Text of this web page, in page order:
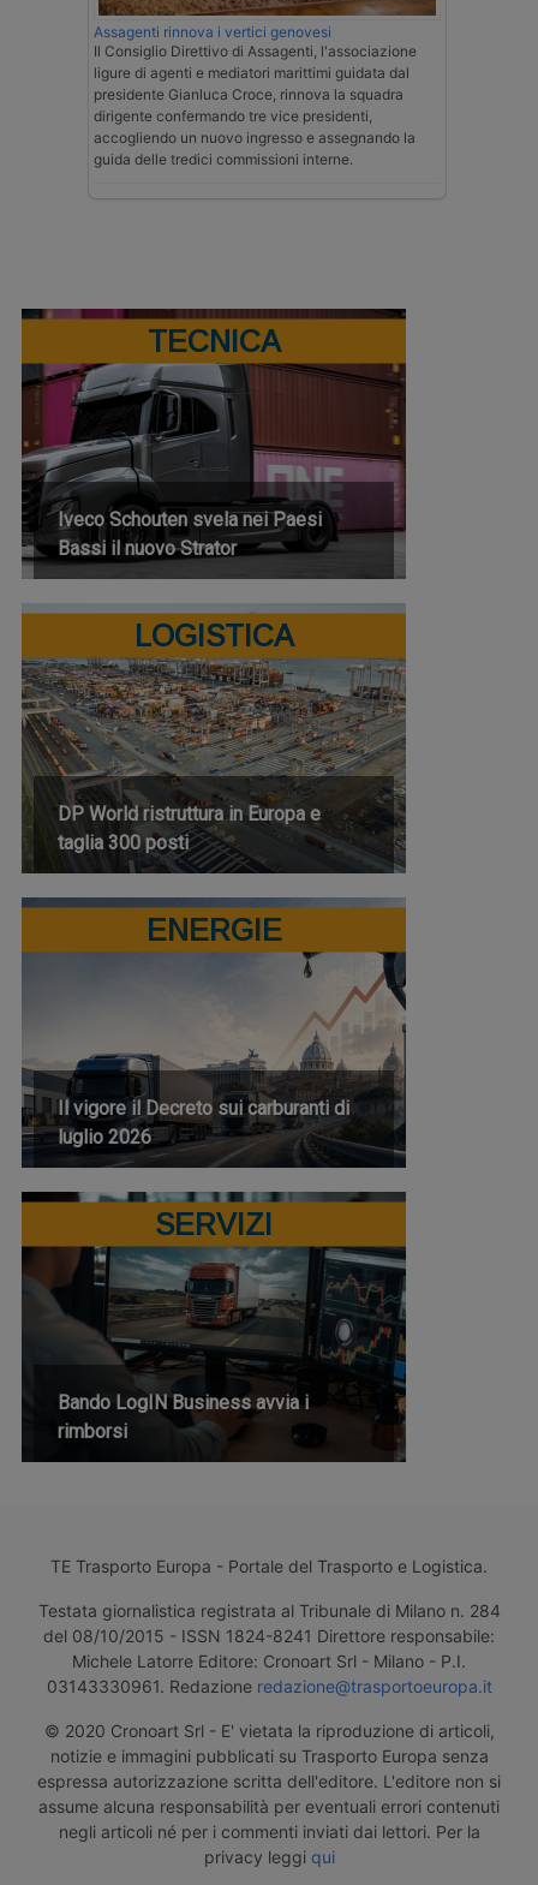
Assagenti rinnova i vertici genovesi
Il Consiglio Direttivo di Assagenti, l'associazione
ligure di agenti e mediatori marittimi guidata dal
presidente Gianluca Croce, rinnova la squadra
dirigente confermando tre vice presidenti,
accogliendo un nuovo ingresso e assegnando la
guida delle tredici commissioni interne.
TECNICA
Iveco Schouten svela nei Paesi
Bassi il nuovo Strator
LOGISTICA
DP World ristruttura in Europa e
taglia 300 posti
ENERGIE
Il vigore il Decreto sui carburanti di
luglio 2026
SERVIZI
Bando LogIN Business avvia i
rimborsi
TE Trasporto Europa - Portale del Trasporto e Logistica.
Testata giornalistica registrata al Tribunale di Milano n. 284
del 08/10/2015 - ISSN 1824-8241 Direttore responsabile:
Michele Latorre Editore: Cronoart Srl - Milano - P.I.
03143330961. Redazione redazione@trasportoeuropa.it
© 2020 Cronoart Srl - E' vietata la riproduzione di articoli,
notizie e immagini pubblicati su Trasporto Europa senza
espressa autorizzazione scritta dell'editore. L'editore non si
assume alcuna responsabilità per eventuali errori contenuti
negli articoli né per i commenti inviati dai lettori. Per la
privacy leggi qui